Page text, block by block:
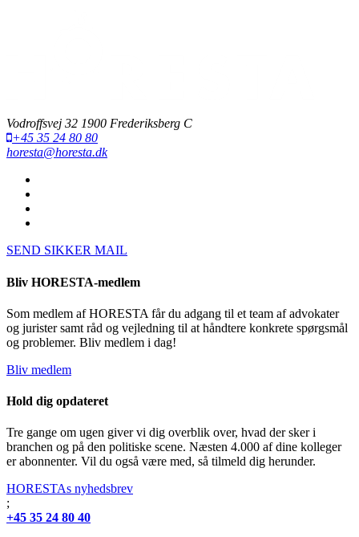
Vodroffsvej 32 1900 Frederiksberg C
+45 35 24 80 80
horesta@horesta.dk
SEND SIKKER MAIL
Bliv HORESTA-medlem
Som medlem af HORESTA får du adgang til et team af advokater
og jurister samt råd og vejledning til at håndtere konkrete spørgsmål
og problemer. Bliv medlem i dag!
Bliv medlem
Hold dig opdateret
Tre gange om ugen giver vi dig overblik over, hvad der sker i
branchen og på den politiske scene. Næsten 4.000 af dine kolleger
er abonnenter. Vil du også være med, så tilmeld dig herunder.
HORESTAs nyhedsbrev
;
+45 35 24 80 40